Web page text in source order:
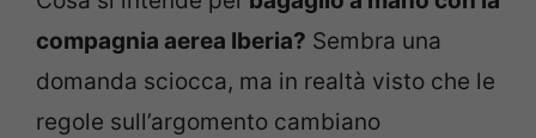
compagnia aerea Iberia? Sembra una
domanda sciocca, ma in realtà visto che le
regole sull’argomento cambiano